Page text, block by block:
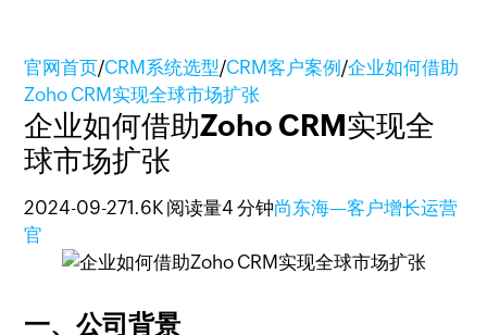
官网首页/CRM系统选型/CRM客户案例/企业如何借助
Zoho CRM实现全球市场扩张
企业如何借助Zoho CRM实现全
球市场扩张
2024-09-271.6K 阅读量4 分钟尚东海—客户增长运营
官
一、公司背景